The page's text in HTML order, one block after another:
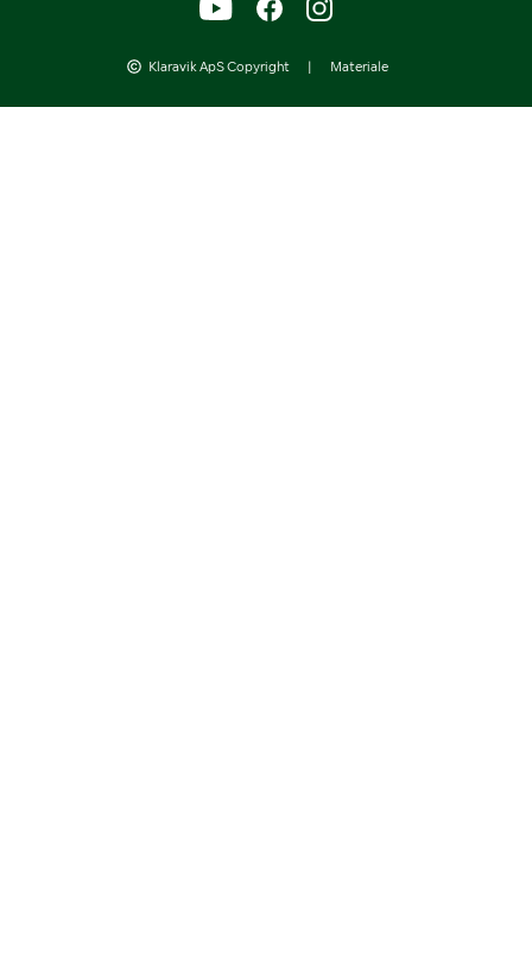
Klaravik ApS Copyright | Materiale